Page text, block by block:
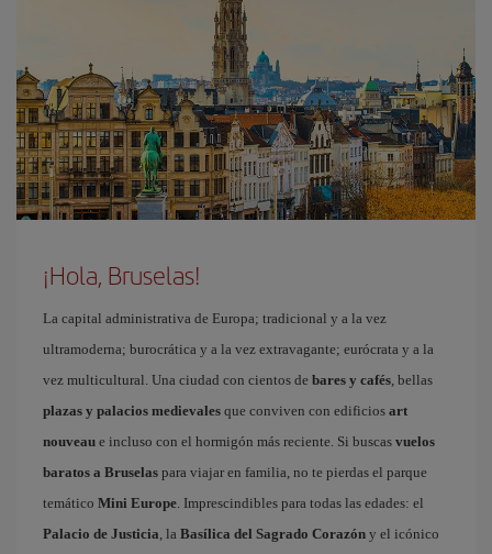
¡Hola, Bruselas!
La capital administrativa de Europa; tradicional y a la vez
ultramoderna; burocrática y a la vez extravagante; eurócrata y a la
vez multicultural. Una ciudad con cientos de bares y cafés , bellas
plazas y palacios medievales que conviven con edificios art
nouveau e incluso con el hormigón más reciente. Si buscas vuelos
baratos a Bruselas para viajar en familia, no te pierdas el parque
temático Mini Europe . Imprescindibles para todas las edades: el
Palacio de Justicia , la Basílica del Sagrado Corazón y el icónico